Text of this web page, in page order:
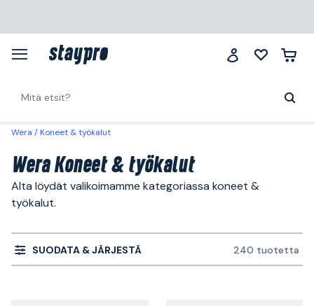
Wera Koneet & työkalut
Wera Koneet & työkalut
Alta löydät valikoimamme kategoriassa koneet &
työkalut.
SUODATA & JÄRJESTÄ 240 tuotetta